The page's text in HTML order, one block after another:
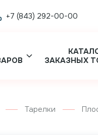
+7 (843) 292-00-00
ЗАКАЗНЫХ
Тарелки